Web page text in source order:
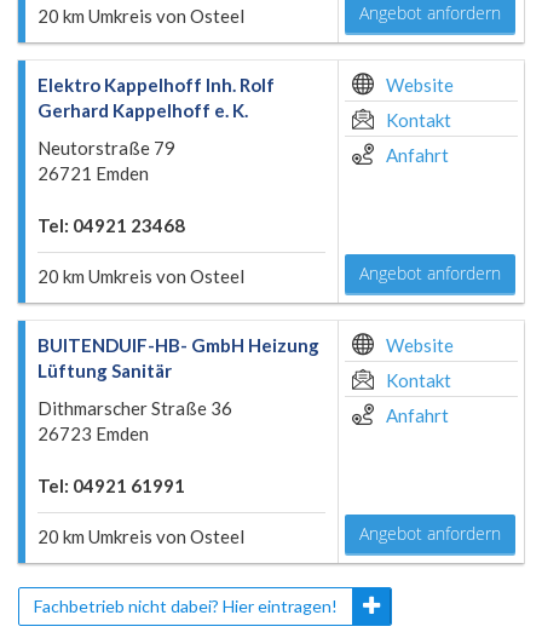
20 km Umkreis von Osteel Angebot anfordern
Elektro Kappelhoff Inh. Rolf
Gerhard Kappelhoff e. K.
Neutorstraße 79
26721 Emden
Tel: 04921 23468
20 km Umkreis von Osteel
Website
Kontakt
Anfahrt
Angebot anfordern
BUITENDUIF-HB- GmbH Heizung
Lüftung Sanitär
Dithmarscher Straße 36
26723 Emden
Tel: 04921 61991
20 km Umkreis von Osteel
Website
Kontakt
Anfahrt
Angebot anfordern
Fachbetrieb nicht dabei? Hier eintragen!